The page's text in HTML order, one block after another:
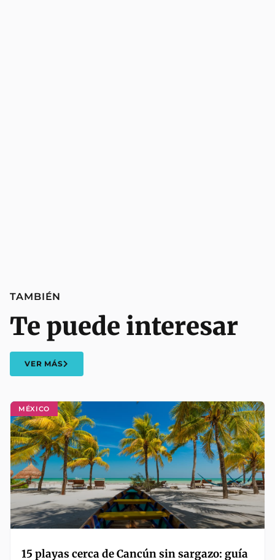
MÉXICO
15 playas cerca de Cancún sin sargazo: guía
TAMBIÉN
Te puede interesar
VER MÁS